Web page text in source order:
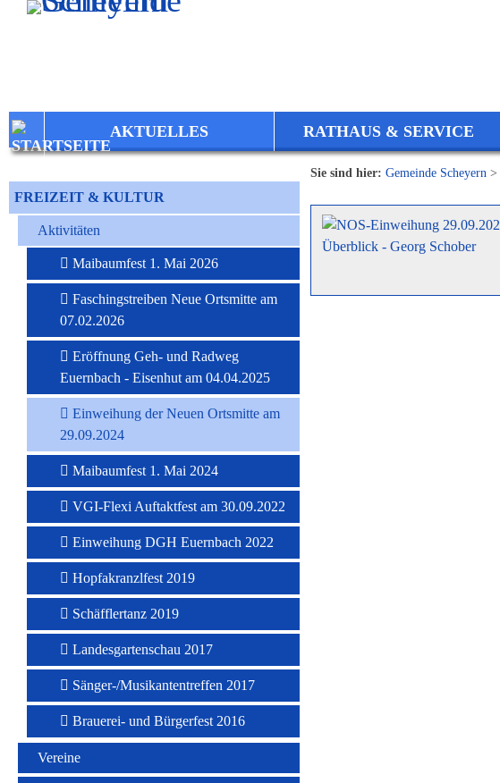
Zum Inhalt,zur Navigationoder
AKTUELLES RATHAUS & SERVICE
FREIZEIT & KULTUR
Aktivitäten
Maibaumfest 1. Mai 2026
Faschingstreiben Neue Ortsmitte am
07.02.2026
Eröffnung Geh- und Radweg
Euernbach - Eisenhut am 04.04.2025
Einweihung der Neuen Ortsmitte am
29.09.2024
Maibaumfest 1. Mai 2024
VGI-Flexi Auftaktfest am 30.09.2022
Einweihung DGH Euernbach 2022
Hopfakranzlfest 2019
Schäfflertanz 2019
Landesgartenschau 2017
Sänger-/Musikantentreffen 2017
Brauerei- und Bürgerfest 2016
Vereine
Sie sind hier: Gemeinde Scheyern >